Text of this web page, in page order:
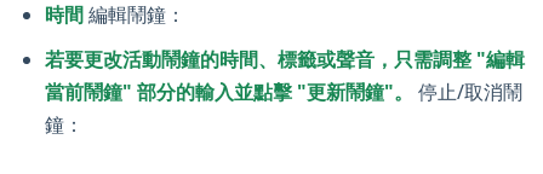
時間編輯鬧鐘：
若要更改活動鬧鐘的時間、標籤或聲音，只需調整 "編輯
當前鬧鐘" 部分的輸入並點擊 "更新鬧鐘"。
停止/取消鬧
鐘：